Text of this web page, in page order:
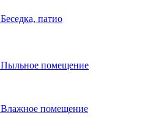
Беседка, патио
Пыльное помещение
Влажное помещение